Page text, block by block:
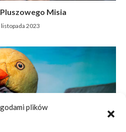
plików
Misia
listopada 2023